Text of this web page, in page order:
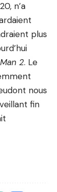
n’a
plus
2. Le
dont nous
fin